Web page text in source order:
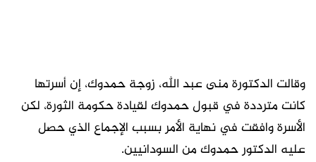
وقالت الدكتورة منى عبد الله، زوجة حمدوك، إن أسرتها
كانت مترددة في قبول حمدوك لقيادة حكومة الثورة، لكن
الأسرة وافقت في نهاية الأمر بسبب الإجماع الذي حصل
عليه الدكتور حمدوك من السودانيين.